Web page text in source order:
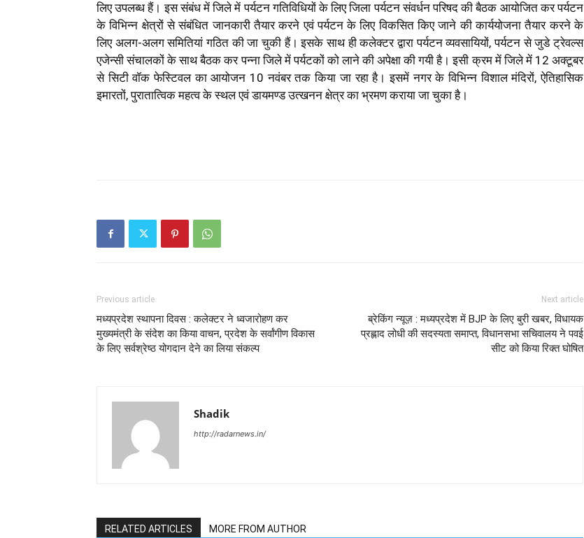
लिए उपलब्ध हैं। इस संबंध में जिले में पर्यटन गतिविधियों के लिए जिला पर्यटन संवर्धन परिषद की बैठक आयोजित कर पर्यटन
के विभिन्न क्षेत्रों से संबंधित जानकारी तैयार करने एवं पर्यटन के लिए विकसित किए जाने की कार्ययोजना तैयार करने के
लिए अलग-अलग समितियां गठित की जा चुकी हैं। इसके साथ ही कलेक्टर द्वारा पर्यटन व्यवसायियों, पर्यटन से जुडे ट्रेवल्स
एजेन्सी संचालकों के साथ बैठक कर पन्ना जिले में पर्यटकों को लाने की अपेक्षा की गयी है। इसी क्रम में जिले में 12 अक्टूबर
से सिटी वॉक फेस्टिवल का आयोजन 10 नवंबर तक किया जा रहा है। इसमें नगर के विभिन्न विशाल मंदिरों, ऐतिहासिक
इमारतों, पुरातात्विक महत्व के स्थल एवं डायमण्ड उत्खनन क्षेत्र का भ्रमण कराया जा चुका है।
Previous article
मध्यप्रदेश स्थापना दिवस : कलेक्टर ने ध्वजारोहण कर
मुख्यमंत्री के संदेश का किया वाचन, प्रदेश के सर्वांगीण विकास
के लिए सर्वश्रेष्ठ योगदान देने का लिया संकल्प
Next article
ब्रेकिंग न्यूज़ : मध्यप्रदेश में BJP के लिए बुरी खबर, विधायक
प्रह्लाद लोधी की सदस्यता समाप्त, विधानसभा सचिवालय ने पवई
सीट को किया रिक्त घोषित
Shadik
http://radarnews.in/
RELATED ARTICLES MORE FROM AUTHOR